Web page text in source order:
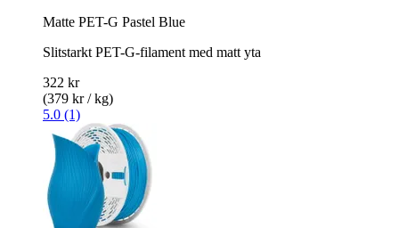
Matte PET-G Pastel Blue
Slitstarkt PET-G-filament med matt yta
322 kr
(379 kr / kg)
5.0 (1)